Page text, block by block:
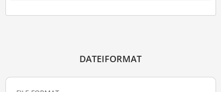
DATEIFORMAT